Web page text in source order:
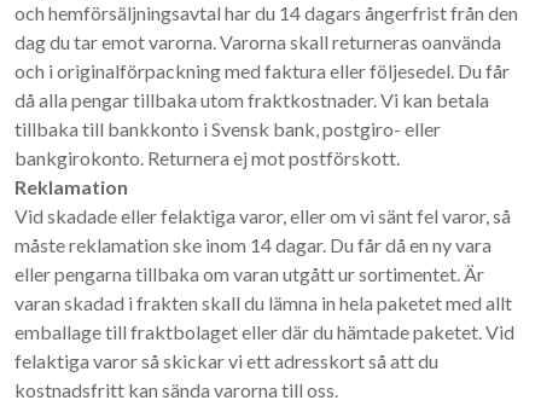
och hemförsäljningsavtal har du 14 dagars ångerfrist från den
dag du tar emot varorna. Varorna skall returneras oanvända
och i originalförpackning med faktura eller följesedel. Du får
då alla pengar tillbaka utom fraktkostnader. Vi kan betala
tillbaka till bankkonto i Svensk bank, postgiro- eller
bankgirokonto. Returnera ej mot postförskott.
Reklamation
Vid skadade eller felaktiga varor, eller om vi sänt fel varor, så
måste reklamation ske inom 14 dagar. Du får då en ny vara
eller pengarna tillbaka om varan utgått ur sortimentet. Är
varan skadad i frakten skall du lämna in hela paketet med allt
emballage till fraktbolaget eller där du hämtade paketet. Vid
felaktiga varor så skickar vi ett adresskort så att du
kostnadsfritt kan sända varorna till oss.